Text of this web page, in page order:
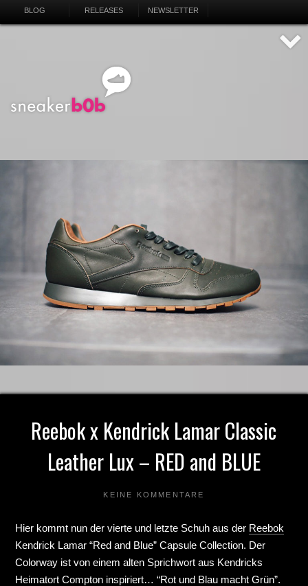
BLOG RELEASES NEWSLETTER
Reebok x Kendrick Lamar Classic
Leather Lux – RED and BLUE
KEINE KOMMENTARE
Hier kommt nun der vierte und letzte Schuh aus der Reebok
Kendrick Lamar “Red and Blue” Capsule Collection. Der
Colorway ist von einem alten Sprichwort aus Kendricks
Heimatort Compton inspiriert… “Rot und Blau macht Grün”.